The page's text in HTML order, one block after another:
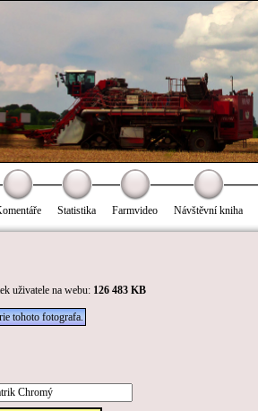
Statistika Farmvideo Návštěvní kniha
uživatele na webu: 126 483 KB
tohoto fotografa.